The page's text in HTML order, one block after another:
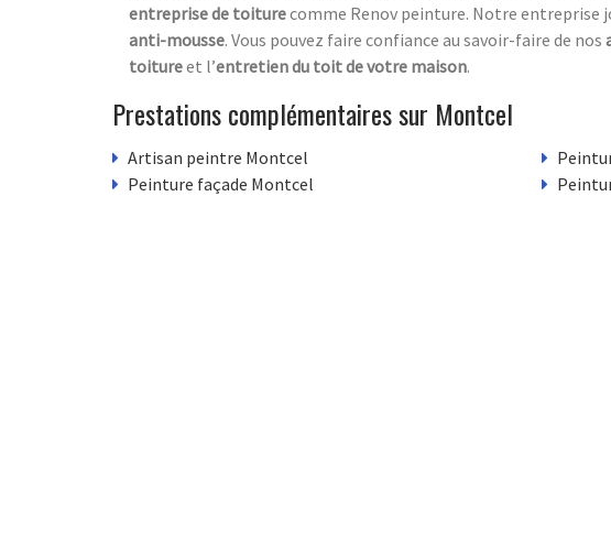
entreprise de toiturecomme Renov peinture. Notre entreprise
anti-mousse. Vous pouvez faire confiance au savoir-faire de nos
toitureet l’entretien du toit de votre maison.
Prestations complémentaires sur Montcel
Artisan peintre Montcel
Peinture façade Montcel